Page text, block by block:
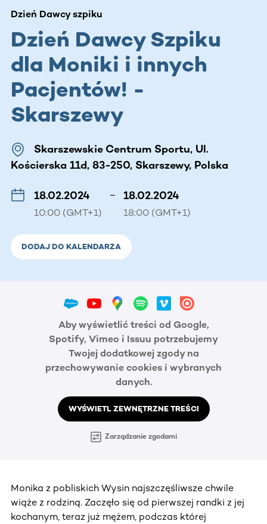
Dzień Dawcy szpiku
Dzień Dawcy Szpiku
dla Moniki i innych
Pacjentów! -
Skarszewy
Skarszewskie Centrum Sportu, Ul.
Kościerska 11d, 83-250, Skarszewy, Polska
18.02.2024
10:00 (GMT+1)
– 18.02.2024
18:00 (GMT+1)
DODAJ DO KALENDARZA
Aby wyświetlić treści od Google,
Spotify, Vimeo i Issuu potrzebujemy
Twojej dodatkowej zgody na
przechowywanie cookies i wybranych
danych.
WYŚWIETL ZEWNĘTRZNE TREŚCI
Zarządzanie zgodami
Monika z pobliskich Wysin najszczęśliwsze chwile
wiąże z rodziną. Zaczęło się od pierwszej randki z jej
kochanym, teraz już mężem, podczas której